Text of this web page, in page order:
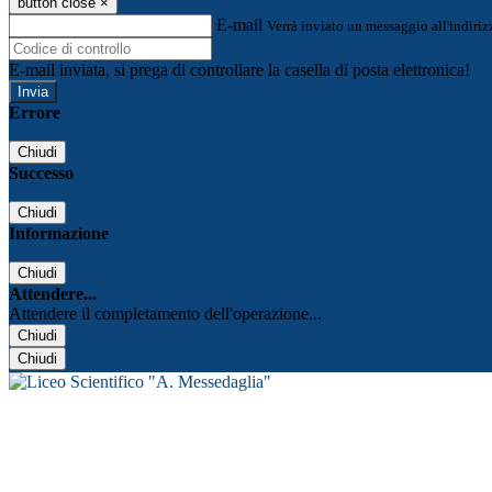
E-mail Verrà inviato un messaggio
E-mail inviata, si prega di controllare la casella di posta elettronica!
Errore
Chiudi
Successo
Chiudi
Informazione
Chiudi
Attendere...
Attendere il completamento dell'operazione...
Chiudi
Chiudi